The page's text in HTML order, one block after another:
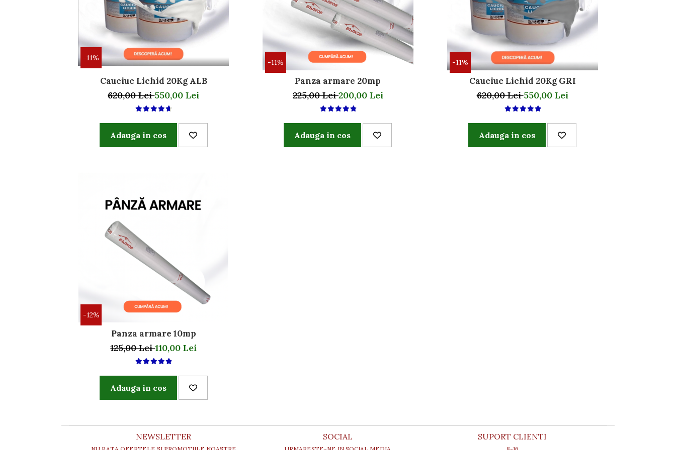
-11%
Cauciuc Lichid 20Kg ALB
620,00 Lei550,00 Lei
Adauga in cos
-11%
Panza armare 20mp
225,00 Lei200,00 Lei
Adauga in cos
-11%
Cauciuc Lichid 20Kg GRI
620,00 Lei550,00 Lei
Adauga in cos
-12%
Panza armare 10mp
125,00 Lei110,00 Lei
Adauga in cos
NEWSLETTER SOCIAL SUPORT CLIENTI